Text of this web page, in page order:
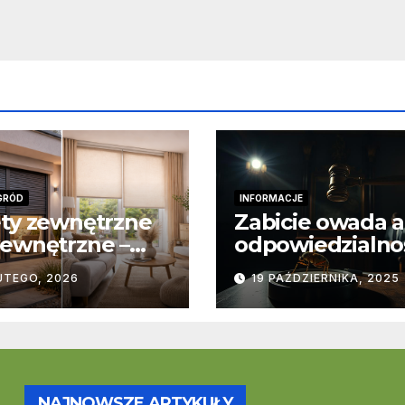
zewnętrzne
–
i
2026
INFORMACJE
Zabicie owada a
karna – jak
to w praktyce?
19 PAŹDZIERNIKA, 2025